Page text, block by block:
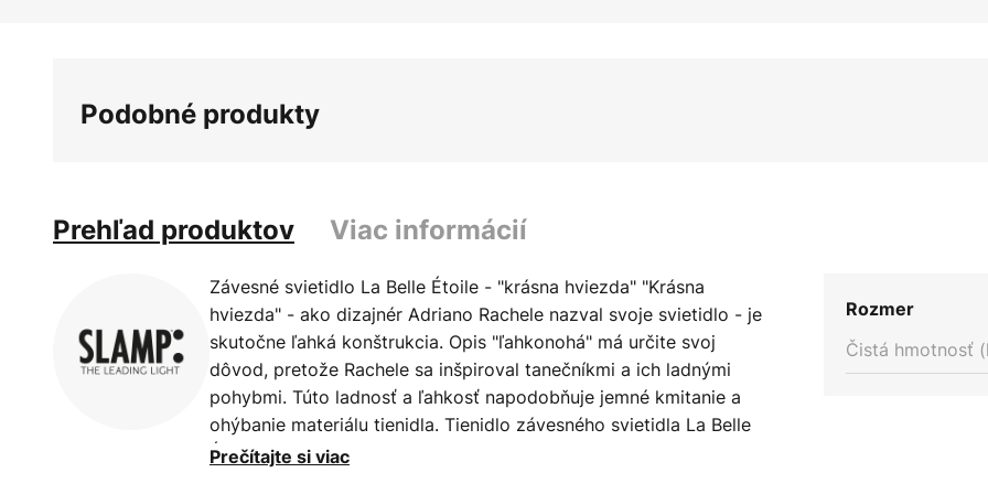
obrázkov
Podobné produkty
Prehľad produktov Viac informácií
Závesné svietidlo La Belle Étoile - "krásna hviezda" "Krásna
hviezda" - ako dizajnér Adriano Rachele nazval svoje svietidlo - je
skutočne ľahká konštrukcia. Opis "ľahkonohá" má určite svoj
dôvod, pretože Rachele sa inšpiroval tanečníkmi a ich ladnými
pohybmi. Túto ladnosť a ľahkosť napodobňuje jemné kmitanie a
ohýbanie materiálu tienidla. Tienidlo závesného svietidla La Belle
Étoile je vyrobené z materiálu patentovaného výrobcom Slamp:
Prečítajte si viac
Rozmer
Čistá hmotnosť